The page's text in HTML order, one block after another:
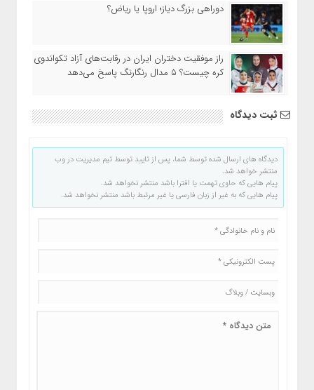
دوراهی بزرگ دیاز؛ اروپا یا ریاض؟
راز موفقیت دختران ایران در رقابت‌های آزاد تکواندوی
کره چیست؟ ۵ مدال رنگارنگ پاسخ می‌دهد
ثبت دیدگاه
دیدگاه های ارسال شده توسط شما، پس از تایید توسط تیم مدیریت در وب
منتشر خواهد شد.
پیام هایی که حاوی تهمت یا افترا باشد منتشر نخواهد شد.
پیام هایی که به غیر از زبان فارسی یا غیر مرتبط باشد منتشر نخواهد شد.